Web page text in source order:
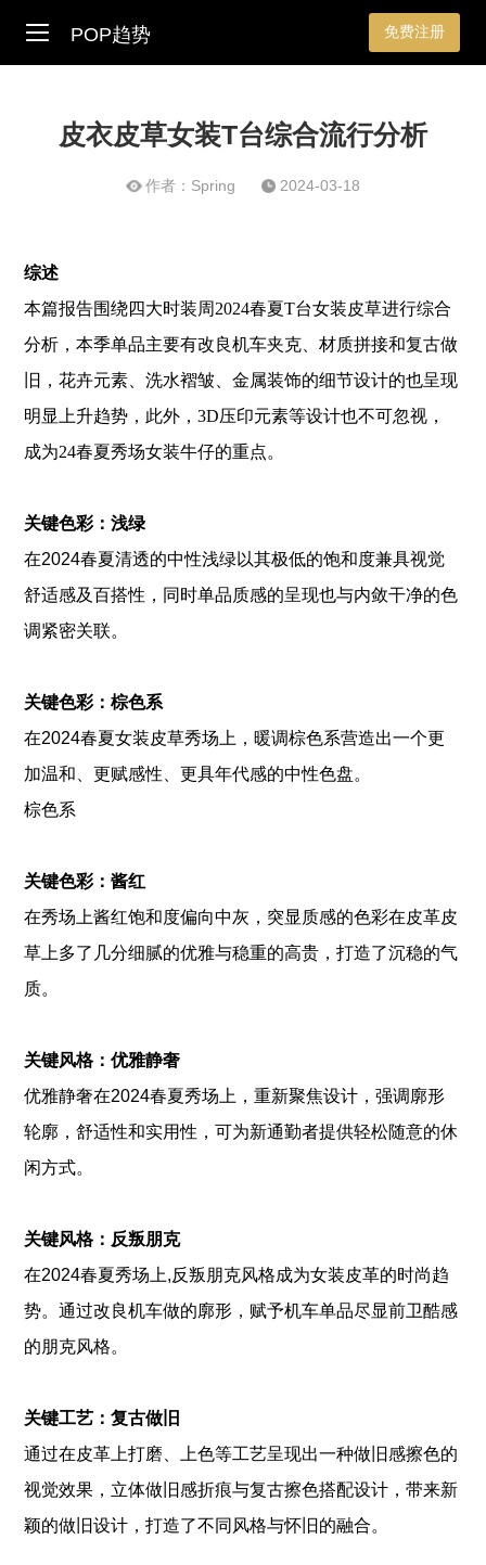
POP趋势 免费注册
皮衣皮草女装T台综合流行分析
作者：Spring 2024-03-18
综述
本篇报告围绕四大时装周2024春夏T台女装皮草进行综合
分析，本季单品主要有改良机车夹克、材质拼接和复古做
旧，花卉元素、洗水褶皱、金属装饰的细节设计的也呈现
明显上升趋势，此外，3D压印元素等设计也不可忽视，
成为24春夏秀场女装牛仔的重点。
关键色彩：浅绿
在2024春夏清透的中性浅绿以其极低的饱和度兼具视觉
舒适感及百搭性，同时单品质感的呈现也与内敛干净的色
调紧密关联。
关键色彩：棕色系
在2024春夏女装皮草秀场上，暖调棕色系营造出一个更
加温和、更赋感性、更具年代感的中性色盘。
棕色系
关键色彩：酱红
在秀场上酱红饱和度偏向中灰，突显质感的色彩在皮革皮
草上多了几分细腻的优雅与稳重的高贵，打造了沉稳的气
质。
关键风格：优雅静奢
优雅静奢在2024春夏秀场上，重新聚焦设计，强调廓形
轮廓，舒适性和实用性，可为新通勤者提供轻松随意的休
闲方式。
关键风格：反叛朋克
在2024春夏秀场上,反叛朋克风格成为女装皮革的时尚趋
势。通过改良机车做的廓形，赋予机车单品尽显前卫酷感
的朋克风格。
关键工艺：复古做旧
通过在皮革上打磨、上色等工艺呈现出一种做旧感擦色的
视觉效果，立体做旧感折痕与复古擦色搭配设计，带来新
颖的做旧设计，打造了不同风格与怀旧的融合。